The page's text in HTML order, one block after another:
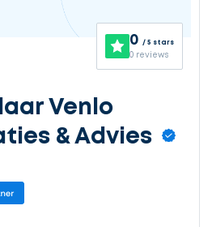
0 / 5 stars
0 reviews
Venlo
& Advies